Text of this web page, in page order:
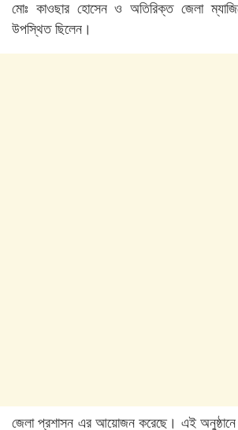
মোঃ কাওছার হোসেন ও অতিরিক্ত জেলা
উপস্থিত ছিলেন।
জেলা প্রশাসন এর আয়োজন করেছে। এই